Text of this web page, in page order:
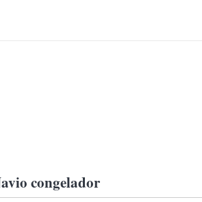
congelador